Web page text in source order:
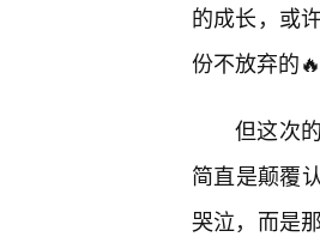
的成长，或
份不放弃的
但这次
简直是颠覆
哭泣，而是